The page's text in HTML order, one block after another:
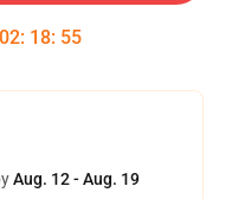
02: 18: 54
Aug. 12 - Aug. 19